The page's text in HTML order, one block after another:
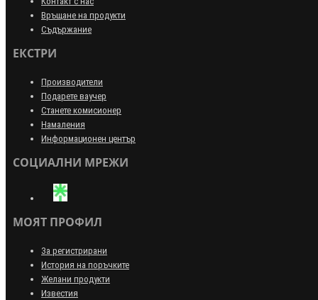
Връщане на продукти
Съдържание
ЕКСТРИ
Производители
Подарете ваучер
Станете комисионер
Намаления
Информационен център
СОЦИАЛНИ МРЕЖИ
МОЯТ ПРОФИЛ
За регистрирани
История на поръчките
Желани продукти
Известия